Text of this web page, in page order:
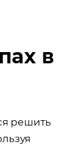
в
решить